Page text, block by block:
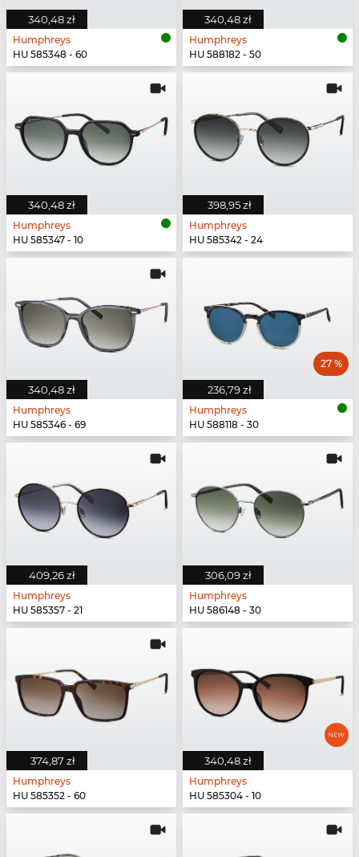
340,48 zł
Humphreys
HU 585348 - 60
340,48 zł
Humphreys
HU 588182 - 50
340,48 zł
Humphreys
HU 585347 - 10
398,95 zł
Humphreys
HU 585342 - 24
340,48 zł
Humphreys
HU 585346 - 69
236,79 zł
27 %
Humphreys
HU 588118 - 30
409,26 zł
Humphreys
HU 585357 - 21
306,09 zł
Humphreys
HU 586148 - 30
374,87 zł
Humphreys
HU 585352 - 60
340,48 zł
Humphreys
HU 585304 - 10